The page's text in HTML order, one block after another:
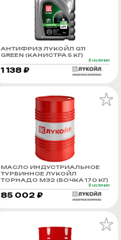
АНТИФРИЗ ЛУКОЙЛ G11
GREEN (КАНИСТРА 5 КГ)
В наличии
1 138 ₽
МАСЛО ИНДУСТРИАЛЬНОЕ
ТУРБИННОЕ ЛУКОЙЛ
ТОРНАДО М32 (БОЧКА 170 КГ)
В наличии
85 002 ₽